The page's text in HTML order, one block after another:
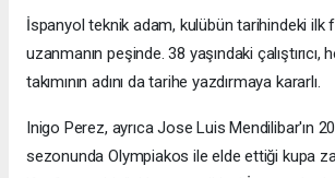
İspanyol teknik adam, kulübün tarihindeki ilk
uzanmanın peşinde. 38 yaşındaki çalıştırıcı,
takımının adını da tarihe yazdırmaya kararlı.
Inigo Perez, ayrıca Jose Luis Mendilibar'ın
sezonunda Olympiakos ile elde ettiği kupa